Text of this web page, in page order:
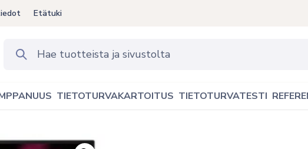
Etätuki
TIETOTURVAKARTOITUS TIETOTURVATESTI